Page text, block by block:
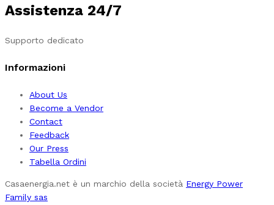
Assistenza 24/7
Supporto dedicato
Informazioni
About Us
Become a Vendor
Contact
Feedback
Our Press
Tabella Ordini
Casaenergia.net è un marchio della società Energy Power
Family sas